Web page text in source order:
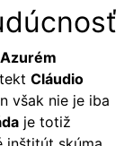
Cláudio
však nie je iba
je totiž